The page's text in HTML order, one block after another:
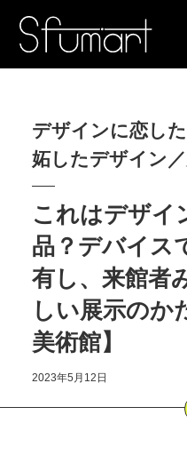
NEWS
デザインに恋し
妬したデザイン
これはデザイ
品？デバイス
有し、来館者
しい展示のか
美術館】
2023年5月12日